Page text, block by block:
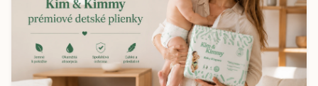
dlhé roky a zachová si svoj krásny vzhľ...